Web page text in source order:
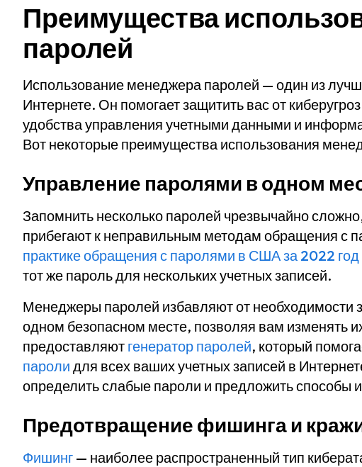
Преимущества
паролей
Использование менеджера паролей — один из
Интернете. Он помогает защитить вас от
удобства управления учетными данными и
Вот некоторые преимущества использования
Управление паролями в одном
Запомнить несколько паролей чрезвычайно
прибегают к неправильным методам обращения с
практике обращения с паролями в США за 2022 год
тот же пароль для нескольких учетных записей.
Менеджеры паролей избавляют от необходимости
одном безопасном месте, позволяя вам изменять
предоставляют генератор паролей, который
пароли для всех ваших учетных записей в
определить слабые пароли и предложить способы
Предотвращение фишинга и
Фишинг — наиболее распространенный тип